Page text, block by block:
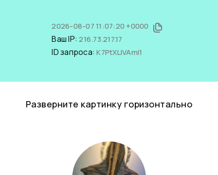
2026-08-07 11:07:20 +0000
Ваш IP:216.73.217.17
ID запроса:K7PtXLIVAmI1
Разверните картинку горизонтально